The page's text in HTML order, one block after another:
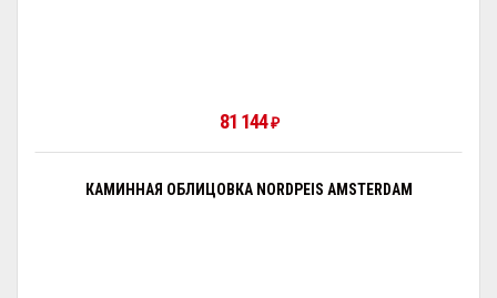
81 144₽
КАМИННАЯ ОБЛИЦОВКА NORDPEIS AMSTERDAM